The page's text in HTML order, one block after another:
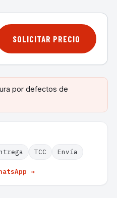
SOLICITAR PRECIO
por defectos de
TCC Envía
→